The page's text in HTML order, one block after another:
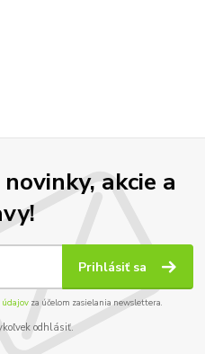
akcie a
Prihlásiť sa
údajov za účelom zasielania newslettera.
odhlásiť.